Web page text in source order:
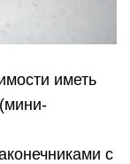
иметь
с